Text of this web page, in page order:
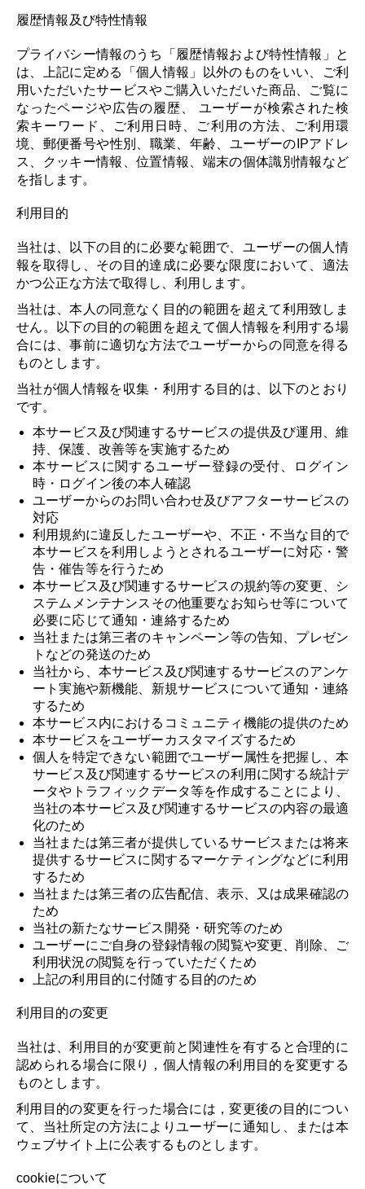
履歴情報及び特性情報
プライバシー情報のうち「履歴情報および特性情報」と
は、上記に定める「個人情報」以外のものをいい、ご利
用いただいたサービスやご購入いただいた商品、ご覧に
なったページや広告の履歴、 ユーザーが検索された検
索キーワード、ご利用日時、ご利用の方法、ご利用環
境、郵便番号や性別、職業、年齢、ユーザーのIPアドレ
ス、クッキー情報、位置情報、端末の個体識別情報など
を指します。
利用目的
当社は、以下の目的に必要な範囲で、ユーザーの個人情
報を取得し、その目的達成に必要な限度において、適法
かつ公正な方法で取得し、利用します。
当社は、本人の同意なく目的の範囲を超えて利用致しま
せん。以下の⽬的の範囲を超えて個⼈情報を利⽤する場
合には、事前に適切な⽅法でユーザーからの同意を得る
ものとします。
当社が個人情報を収集・利用する目的は、以下のとおり
です。
本サービス及び関連するサービスの提供及び運用、維
持、保護、改善等を実施するため
本サービスに関するユーザー登録の受付、ログイン
時・ログイン後の本人確認
ユーザーからのお問い合わせ及びアフターサービスの
対応
利用規約に違反したユーザーや、不正・不当な目的で
本サービスを利用しようとされるユーザーに対応・警
告・催告等を行うため
本サービス及び関連するサービスの規約等の変更、シ
ステムメンテナンスその他重要なお知らせ等について
必要に応じて通知・連絡するため
当社または第三者のキャンペーン等の告知、プレゼン
トなどの発送のため
当社から、本サービス及び関連するサービスのアンケ
ート実施や新機能、新規サービスについて通知・連絡
するため
本サービス内におけるコミュニティ機能の提供のため
本サービスをユーザーカスタマイズするため
個人を特定できない範囲でユーザー属性を把握し、本
サービス及び関連するサービスの利用に関する統計デ
ータやトラフィックデータ等を作成することにより、
当社の本サービス及び関連するサービスの内容の最適
化のため
当社または第三者が提供しているサービスまたは将来
提供するサービスに関するマーケティングなどに利用
するため
当社または第三者の広告配信、表示、又は成果確認の
ため
当社の新たなサービス開発・研究等のため
ユーザーにご自身の登録情報の閲覧や変更、削除、ご
利用状況の閲覧を行っていただくため
上記の利用目的に付随する目的のため
利用目的の変更
当社は、利用目的が変更前と関連性を有すると合理的に
認められる場合に限り，個人情報の利用目的を変更する
ものとします。
利用目的の変更を行った場合には，変更後の目的につい
て、当社所定の方法によりユーザーに通知し、または本
ウェブサイト上に公表するものとします。
cookieについて